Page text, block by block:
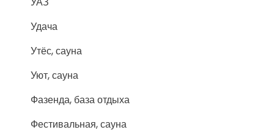
Удача
Утёс, сауна
Уют, сауна
Фазенда, база отдыха
Фестивальная, сауна